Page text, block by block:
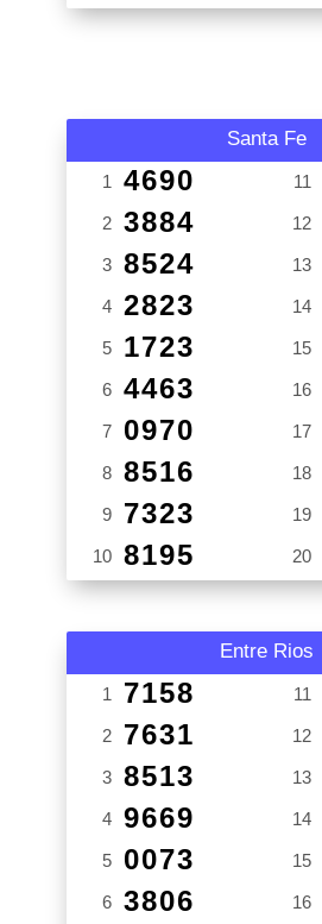
Santa Fe
1 4690
2 3884
3 8524
4 2823
5 1723
6 4463
7 0970
8 8516
9 7323
10 8195
11
12
13
14
15
16
17
18
19
20
Entre Rios
1 7158
2 7631
3 8513
4 9669
5 0073
6 3806
11
12
13
14
15
16